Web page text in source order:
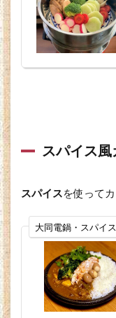
スパイス風
スパイスを使って
大同電鍋・スパイ